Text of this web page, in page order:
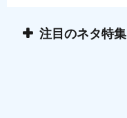
注目のネタ特集